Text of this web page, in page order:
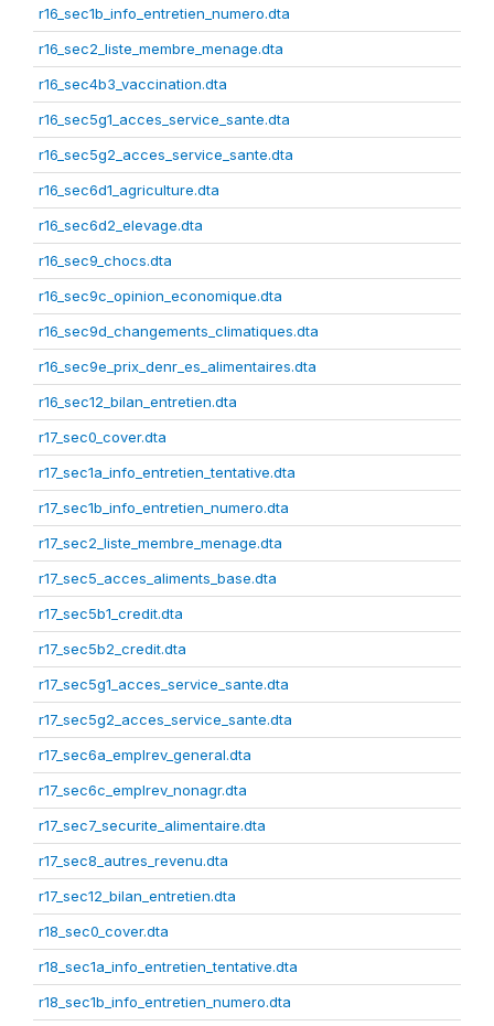
r16_sec1b_info_entretien_numero.dta
r16_sec2_liste_membre_menage.dta
r16_sec4b3_vaccination.dta
r16_sec5g1_acces_service_sante.dta
r16_sec5g2_acces_service_sante.dta
r16_sec6d1_agriculture.dta
r16_sec6d2_elevage.dta
r16_sec9_chocs.dta
r16_sec9c_opinion_economique.dta
r16_sec9d_changements_climatiques.dta
r16_sec9e_prix_denr_es_alimentaires.dta
r16_sec12_bilan_entretien.dta
r17_sec0_cover.dta
r17_sec1a_info_entretien_tentative.dta
r17_sec1b_info_entretien_numero.dta
r17_sec2_liste_membre_menage.dta
r17_sec5_acces_aliments_base.dta
r17_sec5b1_credit.dta
r17_sec5b2_credit.dta
r17_sec5g1_acces_service_sante.dta
r17_sec5g2_acces_service_sante.dta
r17_sec6a_emplrev_general.dta
r17_sec6c_emplrev_nonagr.dta
r17_sec7_securite_alimentaire.dta
r17_sec8_autres_revenu.dta
r17_sec12_bilan_entretien.dta
r18_sec0_cover.dta
r18_sec1a_info_entretien_tentative.dta
r18_sec1b_info_entretien_numero.dta